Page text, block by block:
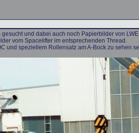
und dabei auch noch Papierbilder von
vom Spacelifter im entsprechenden Thread.
und speziellem Rollensatz am A-Bock zu sehen